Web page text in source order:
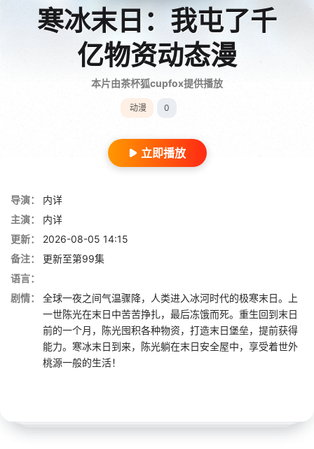
寒冰末日：我屯了千
亿物资动态漫
本片由茶杯狐cupfox提供播放
动漫 0
立即播放
导演：
内详
主演：
内详
更新：
2026-08-05 14:15
备注：
更新至第99集
语言：
剧情：
全球一夜之间气温骤降，人类进入冰河时代的极寒末日。上
一世陈光在末日中苦苦挣扎，最后冻饿而死。重生回到末日
前的一个月，陈光囤积各种物资，打造末日堡垒，提前获得
能力。寒冰末日到来，陈光躺在末日安全屋中，享受着世外
桃源一般的生活！